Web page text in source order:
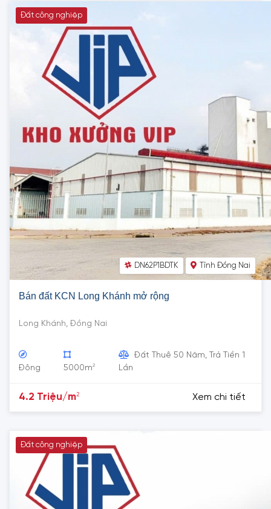
Đất công nghiệp
DN62P1BDTK Tỉnh Đồng Nai
Bán đất KCN Long Khánh mở rộng
Long Khánh, Đồng Nai
Đông 5000m2
Đất Thuê 50 Năm, Trả Tiền 1
Lần
4.2 Triệu/m2 Xem chi tiết
Đất công nghiệp